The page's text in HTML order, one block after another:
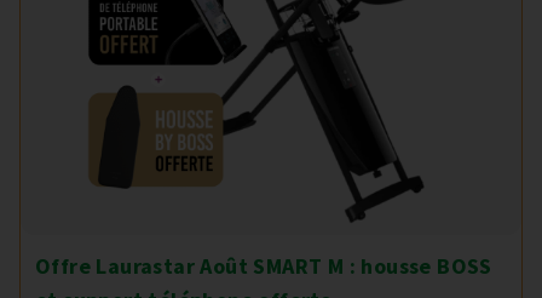
Offre Laurastar Août SMART M : housse BOSS